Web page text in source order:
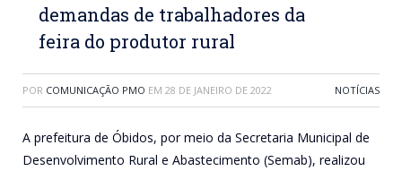
demandas de trabalhadores da
feira do produtor rural
POR COMUNICAÇÃO PMO EM 28 DE JANEIRO DE 2022 NOTÍCIAS
A prefeitura de Óbidos, por meio da Secretaria Municipal de
Desenvolvimento Rural e Abastecimento (Semab), realizou